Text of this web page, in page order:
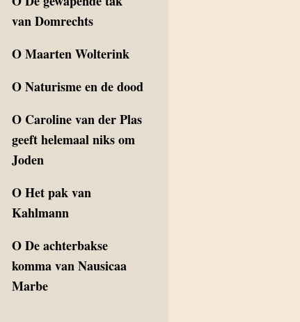
van Domrechts
OMaarten Wolterink
ONaturisme en de dood
O Caroline van der Plas
geeft helemaal niks om
Joden
OHet pak van
Kahlmann
ODe achterbakse
komma van Nausicaa
Marbe